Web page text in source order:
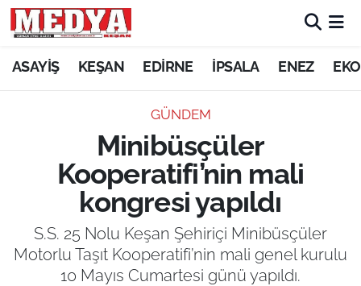
ASAYİŞ KEŞAN EDİRNE İPSALA ENEZ
GÜNDEM
Minibüsçüler
Kooperatifi’nin mali
kongresi yapıldı
S.S. 25 Nolu Keşan Şehiriçi Minibüsçüler
Motorlu Taşıt Kooperatifi’nin mali genel kurulu
10 Mayıs Cumartesi günü yapıldı.
KEŞAN
SİYASET
GÜNDEM
EKONOMİ